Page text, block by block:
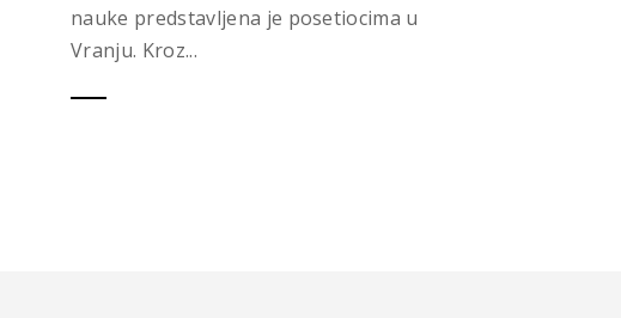
nauke predstavljena je posetiocima u
Vranju. Kroz...